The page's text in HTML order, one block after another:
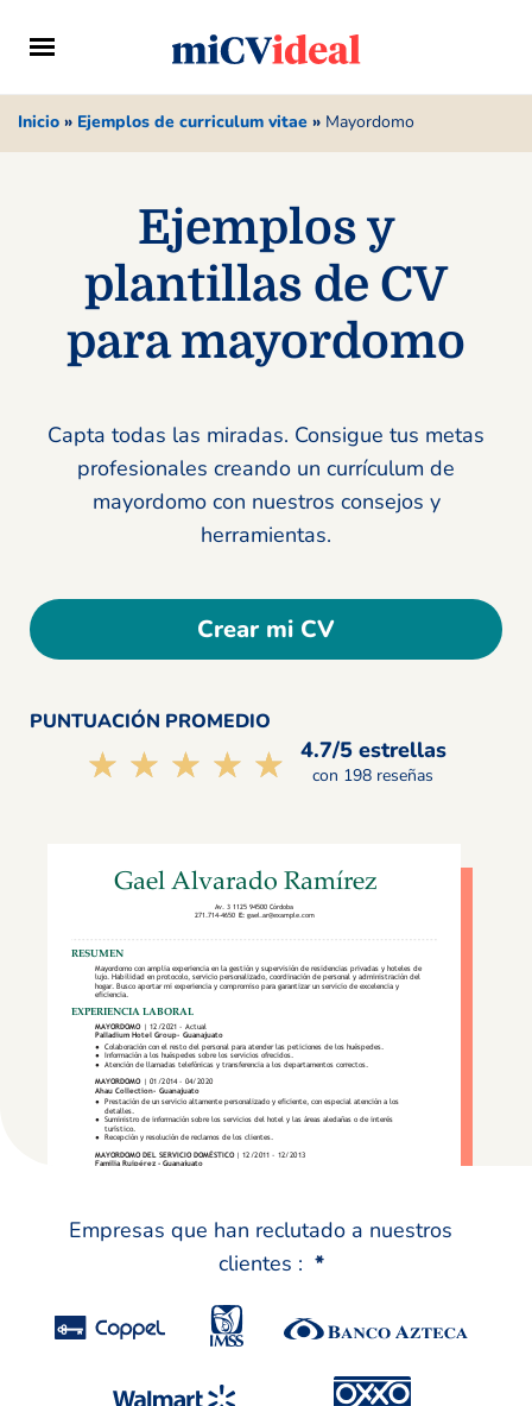
Inicio » Ejemplos de curriculum vitae » Mayordomo
Ejemplos y
plantillas de CV
para mayordomo
Capta todas las miradas. Consigue tus metas
profesionales creando un currículum de
mayordomo con nuestros consejos y
herramientas.
Crear mi CV
PUNTUACIÓN PROMEDIO
☆☆☆☆☆
★★★★★ 4.7/5 estrellas
con 198 reseñas
Empresas que han reclutado a nuestros
clientes : *